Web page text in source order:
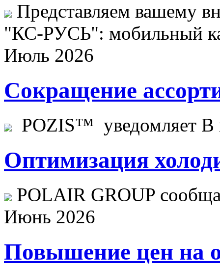
Представляем вашему
"КС-РУСЬ": мобильный
Июль 2026
Сокращение
POZIS™ уведомляет В
Оптимизация
POLAIR GROUP
Июнь 2026
Повышение цен на